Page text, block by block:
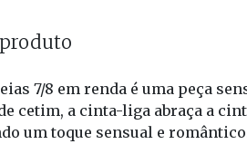
7/8 em renda é uma peça
cetim, a cinta-liga abraça a
um toque sensual e